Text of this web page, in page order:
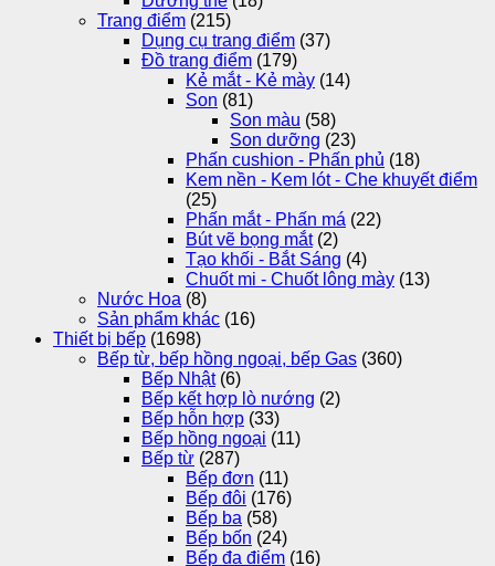
Trang điểm (215)
Dụng cụ trang điểm (37)
Đồ trang điểm (179)
Kẻ mắt - Kẻ mày (14)
Son (81)
Son màu (58)
Son dưỡng (23)
Phấn cushion - Phấn phủ (18)
Kem nền - Kem lót - Che khuyết điểm
(25)
Phấn mắt - Phấn má (22)
Bút vẽ bọng mắt (2)
Tạo khối - Bắt Sáng (4)
Chuốt mi - Chuốt lông mày (13)
Nước Hoa (8)
Sản phẩm khác (16)
Thiết bị bếp (1698)
Bếp từ, bếp hồng ngoại, bếp Gas (360)
Bếp Nhật (6)
Bếp kết hợp lò nướng (2)
Bếp hỗn hợp (33)
Bếp hồng ngoại (11)
Bếp từ (287)
Bếp đơn (11)
Bếp đôi (176)
Bếp ba (58)
Bếp bốn (24)
Bếp đa điểm (16)